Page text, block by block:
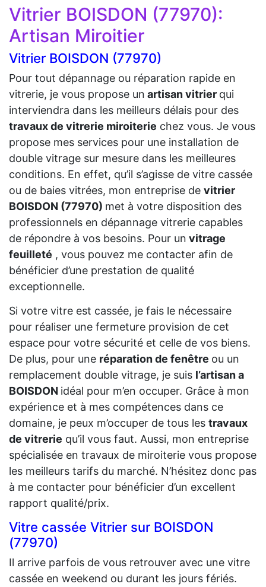
Vitrier BOISDON (77970):
Artisan Miroitier
Vitrier BOISDON (77970)
Pour tout dépannage ou réparation rapide en
vitrerie, je vous propose un artisan vitrier qui
interviendra dans les meilleurs délais pour des
travaux de vitrerie miroiterie chez vous. Je vous
propose mes services pour une installation de
double vitrage sur mesure dans les meilleures
conditions. En effet, qu’il s’agisse de vitre cassée
ou de baies vitrées, mon entreprise de vitrier
BOISDON (77970) met à votre disposition des
professionnels en dépannage vitrerie capables
de répondre à vos besoins. Pour un vitrage
feuilleté , vous pouvez me contacter afin de
bénéficier d’une prestation de qualité
exceptionnelle.
Si votre vitre est cassée, je fais le nécessaire
pour réaliser une fermeture provision de cet
espace pour votre sécurité et celle de vos biens.
De plus, pour une réparation de fenêtre ou un
remplacement double vitrage, je suis l’artisan a
BOISDON idéal pour m’en occuper. Grâce à mon
expérience et à mes compétences dans ce
domaine, je peux m’occuper de tous les travaux
de vitrerie qu’il vous faut. Aussi, mon entreprise
spécialisée en travaux de miroiterie vous propose
les meilleurs tarifs du marché. N’hésitez donc pas
à me contacter pour bénéficier d’un excellent
rapport qualité/prix.
Vitre cassée Vitrier sur BOISDON
(77970)
Il arrive parfois de vous retrouver avec une vitre
cassée en weekend ou durant les jours fériés.